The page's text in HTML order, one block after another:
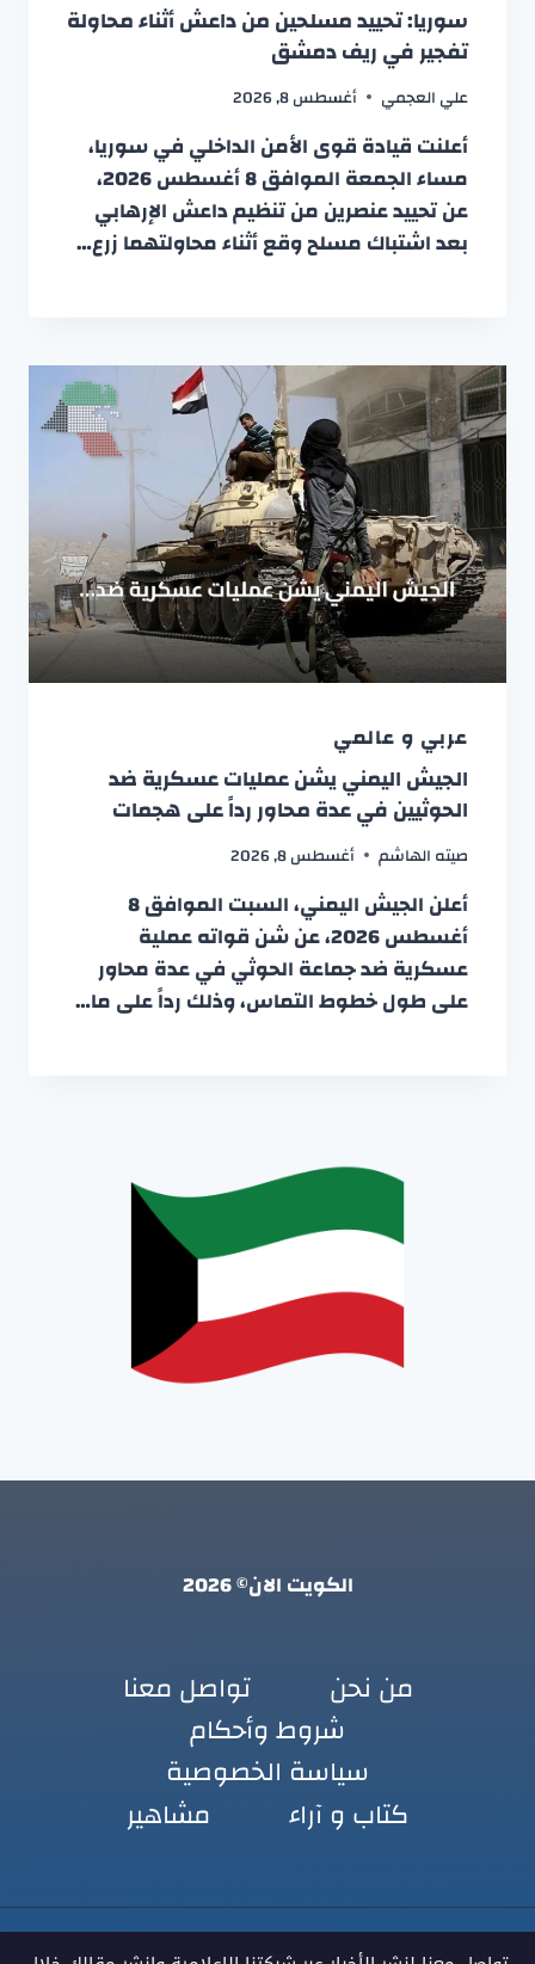
سوريا: تحييد مسلحين من داعش أثناء محاولة
تفجير في ريف دمشق
علي العجمي أغسطس 8, 2026
أعلنت قيادة قوى الأمن الداخلي في سوريا،
مساء الجمعة الموافق 8 أغسطس 2026،
عن تحييد عنصرين من تنظيم داعش الإرهابي
بعد اشتباك مسلح وقع أثناء محاولتهما زرع…
عربي و عالمي
الجيش اليمني يشن عمليات عسكرية ضد
الحوثيين في عدة محاور رداً على هجمات
صيته الهاشم أغسطس 8, 2026
أعلن الجيش اليمني، السبت الموافق 8
أغسطس 2026، عن شن قواته عملية
عسكرية ضد جماعة الحوثي في عدة محاور
على طول خطوط التماس، وذلك رداً على ما…
الكويت الان© 2026
من نحن
تواصل معنا
شروط وأحكام
سياسة الخصوصية
كتاب و آراء
مشاهير